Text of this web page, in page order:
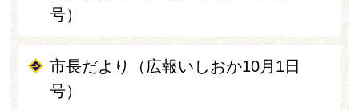
号）
市長だより（広報いしおか10月1日
号）